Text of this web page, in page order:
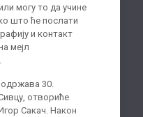
могу то да учине
што ће послати
и контакт
мејл
30.
отвориће
Сакач. Након